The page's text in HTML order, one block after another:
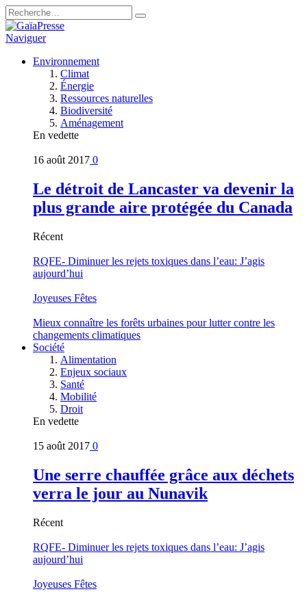
Naviguer
Environnement
Climat
Énergie
Ressources naturelles
Biodiversité
Aménagement
En vedette
16 août 2017 0
Le détroit de Lancaster va devenir la
plus grande aire protégée du Canada
Récent
RQFE- Diminuer les rejets toxiques dans l’eau: J’agis
aujourd’hui
Joyeuses Fêtes
Mieux connaître les forêts urbaines pour lutter contre les
changements climatiques
Société
Alimentation
Enjeux sociaux
Santé
Mobilité
Droit
En vedette
15 août 2017 0
Une serre chauffée grâce aux déchets
verra le jour au Nunavik
Récent
RQFE- Diminuer les rejets toxiques dans l’eau: J’agis
aujourd’hui
Joyeuses Fêtes